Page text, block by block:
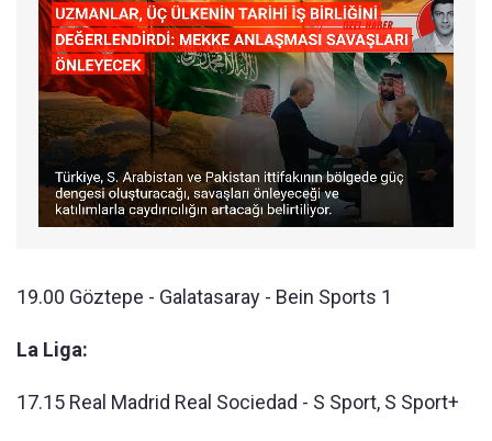
19.00 Göztepe - Galatasaray - Bein Sports 1
La Liga:
17.15 Real Madrid Real Sociedad - S Sport, S Sport+